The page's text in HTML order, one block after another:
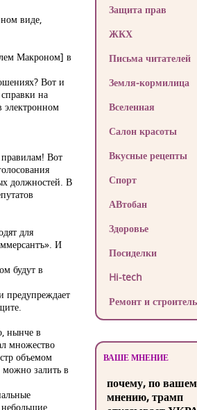
виде,
Макроном] в
Вот и
на
электронном
Вот
должностей. В
для
И
будут в
предупреждает
нынче в
множество
объемом
залить в
Защита прав
ЖКХ
Письма читателей
Земля-кормилица
Вселенная
Салон красоты
Вкусные рецепты
Спорт
АВтобан
Здоровье
Посиделки
Hi-tech
Ремонт и
ВАШЕ МНЕНИЕ
почему, по
мнению, трамп